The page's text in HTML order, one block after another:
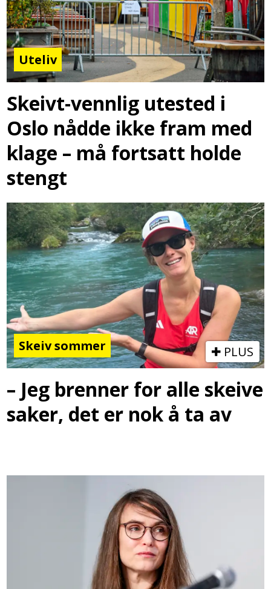
Uteliv
Skeivt-vennlig utested i
Oslo nådde ikke fram med
klage – må fortsatt holde
stengt
Skeiv sommer PLUS
– Jeg brenner for alle skeive
saker, det er nok å ta av